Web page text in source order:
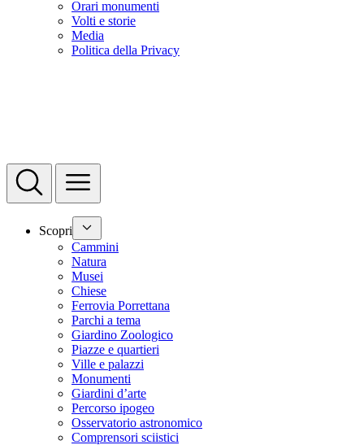
Orari monumenti
Volti e storie
Media
Politica della Privacy
Scopri
Cammini
Natura
Musei
Chiese
Ferrovia Porrettana
Parchi a tema
Giardino Zoologico
Piazze e quartieri
Ville e palazzi
Monumenti
Giardini d’arte
Percorso ipogeo
Osservatorio astronomico
Comprensori sciistici